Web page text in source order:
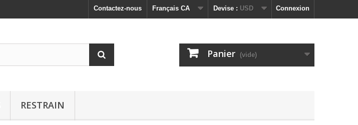
Connexion
Devise : USD
Français CA
Contactez-nous
Panier (vide)
RESTRAIN